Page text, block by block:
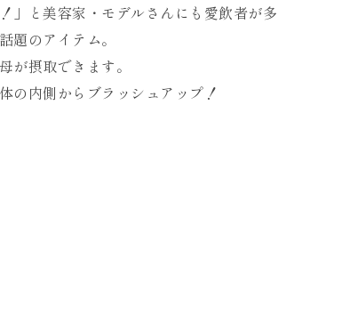
」と美容家・モデルさんにも愛飲者が多
題のアイテム。
が摂取できます。
の内側からブラッシュアップ！